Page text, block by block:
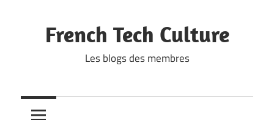
contentFrench Tech Culture
Les blogs des membres